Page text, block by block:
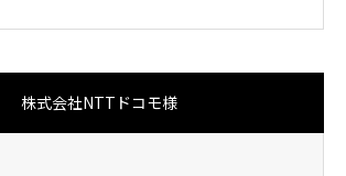
株式会社NTTドコモ様